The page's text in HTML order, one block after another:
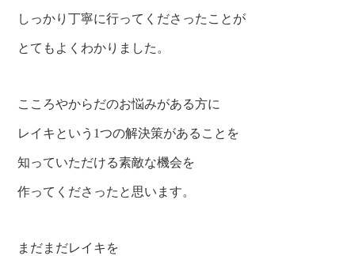
しっかり丁寧に行ってくださったことが
とてもよくわかりました。
こころやからだのお悩みがある方に
レイキという1つの解決策があることを
知っていただける素敵な機会を
作ってくださったと思います。
まだまだレイキを